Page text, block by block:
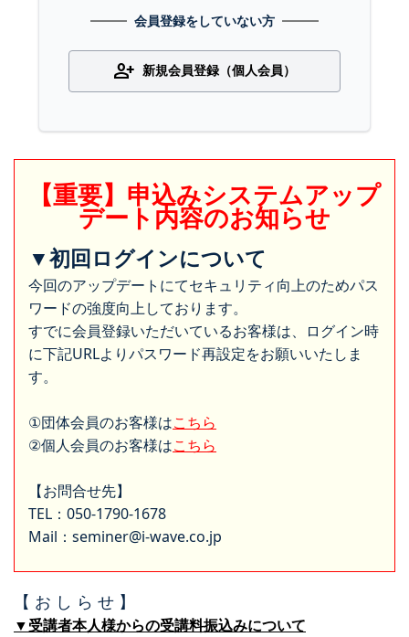
会員登録をしていない方
person_add 新規会員登録（個人会員）
【重要】申込みシステムアップ
デート内容のお知らせ
▼初回ログインについて
今回のアップデートにてセキュリティ向上のためパス
ワードの強度向上しております。
すでに会員登録いただいているお客様は、ログイン時
に下記URLよりパスワード再設定をお願いいたしま
す。
①団体会員のお客様はこちら
②個人会員のお客様はこちら
【お問合せ先】
TEL：050-1790-1678
Mail：seminer@i-wave.co.jp
【 お し ら せ 】
▼受講者本人様からの受講料振込みについて